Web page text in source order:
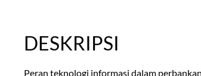
DESKRIPSI
Peran teknologi informasi dalam